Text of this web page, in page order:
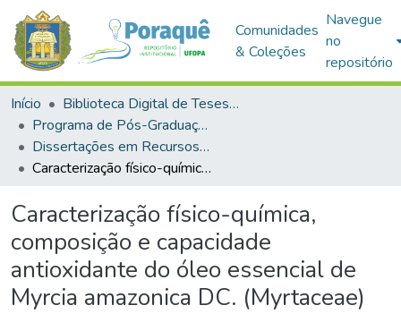
Comunidades
& Coleções
Navegue
no
repositório
Início
Biblioteca Digital de Teses e Dissertações (BDTD)
Programa de Pós-Graduação em Recursos Naturais da Amazônia (PPGRNA)
Dissertações em Recursos Naturais da Amazônia (Mestrado)
Caracterização físico-química, composição e capacidade antioxidante do óleo essencial de Myrcia amazonica DC. (Myrtaceae)
Caracterização físico-química,
composição e capacidade
antioxidante do óleo essencial de
Myrcia amazonica DC. (Myrtaceae)